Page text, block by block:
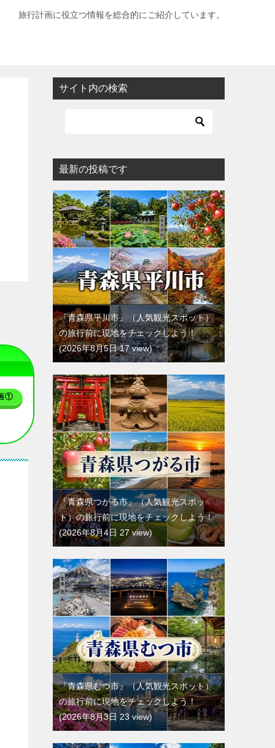
旅行計画に役立つ情報を総合的にご紹介しています。
①
サイト内の検索
最新の投稿です
『青森県平川市』（人気観光スポット）
の旅行前に現地をチェックしよう！
2026年8月5日 17 view
『青森県つがる市』（人気観光スポッ
ト）の旅行前に現地をチェックしよう！
2026年8月4日 27 view
『青森県むつ市』（人気観光スポット）
の旅行前に現地をチェックしよう！
2026年8月3日 23 view